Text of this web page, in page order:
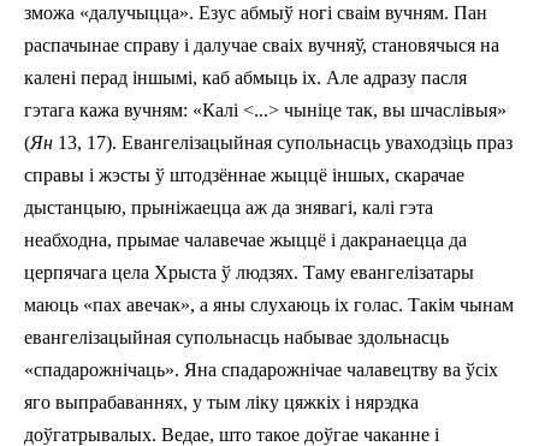
зможа «далучыцца». Езус абмыў ногі сваім вучням. Пан
распачынае справу і далучае сваіх вучняў, становячыся на
калені перад іншымі, каб абмыць іх. Але адразу пасля
гэтага кажа вучням: «Калі <...> чыніце так, вы шчаслівыя»
(Ян 13, 17). Евангелізацыйная супольнасць уваходзіць праз
справы і жэсты ў штодзённае жыццё іншых, скарачае
дыстанцыю, прыніжаецца аж да знявагі, калі гэта
неабходна, прымае чалавечае жыццё і дакранаецца да
церпячага цела Хрыста ў людзях. Таму евангелізатары
маюць «пах авечак», а яны слухаюць іх голас. Такім чы­нам
евангелізацыйная супольнасць набывае здоль­насць
«спадарожнічаць». Яна спадарожнічае чалавецтву ва ўсіх
яго выпрабаваннях, у тым ліку цяжкіх і нярэдка
доўгатрывалых. Ведае, што такое доўгае чаканне і